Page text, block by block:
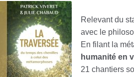
Relevant du
avec le
En filant la
humanité en
21 chantiers